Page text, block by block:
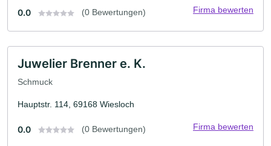
0.0 (0 Bewertungen) Firma bewerten
Juwelier Brenner e. K.
Schmuck
Hauptstr. 114, 69168 Wiesloch
0.0 (0 Bewertungen) Firma bewerten